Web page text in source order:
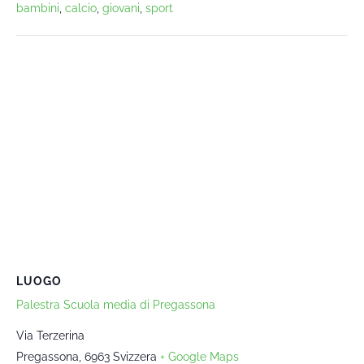
bambini calcio giovani sport
LUOGO
Palestra Scuola media di Pregassona
Via Terzerina
Pregassona 6963 Svizzera + Google Maps